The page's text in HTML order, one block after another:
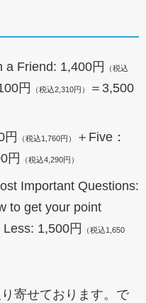
a Friend: 1,400円 （税込
円 （税込2,310円）
＝3,500
円 （税込1,760円）
＋Five：
円 （税込4,290円）
Important Questions:
to get your point
1,500円
（税込1,650
寄せております。で